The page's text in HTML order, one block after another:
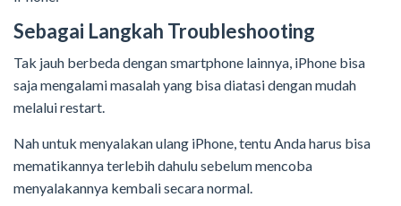
Sebagai Langkah Troubleshooting
Tak jauh berbeda dengan smartphone lainnya, iPhone bisa
saja mengalami masalah yang bisa diatasi dengan mudah
melalui restart.
Nah untuk menyalakan ulang iPhone, tentu Anda harus bisa
mematikannya terlebih dahulu sebelum mencoba
menyalakannya kembali secara normal.